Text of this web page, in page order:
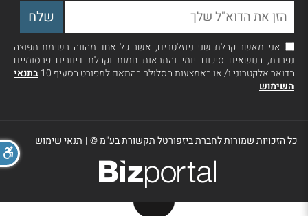
אני מאשר קבלת שני ניוזלטרים, אשר כל אחד מהווה רשימת תפוצה
נפרדת, בנושאים סיכום יומי והתראות חמות וקבלת דיוורים פרסומיים
בדואר אלקטרוני ו/ או באמצעות הסלולר בהתאם למפורט בסעיף 10
בתנאי
השימוש
כל הזכויות שמורות לחברת ביזפורטל תקשורת בע"מ ©| תנאי שימוש